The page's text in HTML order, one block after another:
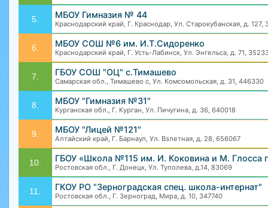
5. МБОУ Гимназия № 44
Краснодарский край, Г. Краснодар, Ул. Старокубанская, д. 127,
6. МБОУ СОШ №6 им. И.Т.Сидоренко
Краснодарский край, Г. Усть-Лабинск, Ул. Энгельса, д. 71,
7. ГБОУ СОШ "ОЦ" с.Тимашево
Самарская обл., Тимашево с, Ул. Комсомольская, д. 31, 446330
8. МБОУ "Гимназия №31"
Курганская обл., Г. Курган, Ул. Пичугина, д. 36, 640018
9. МБОУ "Лицей №121"
Алтайский край, Г. Барнаул, Ул. Взлетная, д. 28, 656067
10. ГБОУ «Школа №115 им. И. Коковина и М. Глосса
Ростовская обл., Г. Донецк, Ул. Туполева, д.14, 83069
11. ГКОУ РО "Зерноградская спец. школа-интернат"
Ростовская обл., Г. Зерноград, Мира, д. 10, 347740